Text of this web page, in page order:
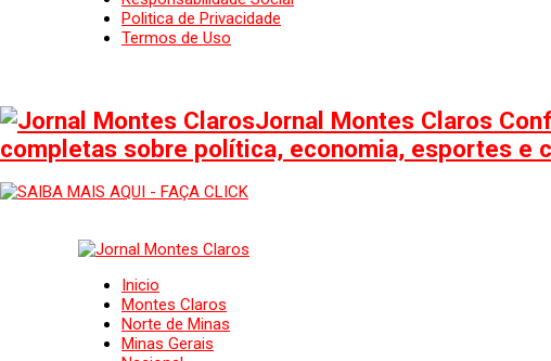
Politica de Privacidade
Termos de Uso
Jornal Montes Claros
completas sobre política, economia, esportes e
Inicio
Montes Claros
Norte de Minas
Minas Gerais